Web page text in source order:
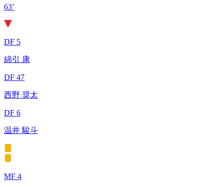
63’
DF 5
綿引 康
DF 47
西野 奨太
DF 6
温井 駿斗
MF 4